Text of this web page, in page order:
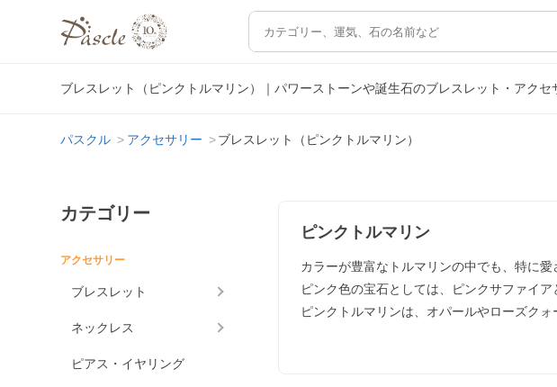
ブレスレット（ピンクトルマリン）｜パワーストーンや誕生石のブレスレット・アクセ
パスクル アクセサリー ブレスレット（ピンクトルマリン）
カテゴリー
アクセサリー
ブレスレット
ネックレス
ピアス・イヤリング
ピンクトルマリン
カラーが豊富なトルマリンの中でも、特に愛
ピンク色の宝石としては、ピンクサファイア
ピンクトルマリンは、オパールやローズク